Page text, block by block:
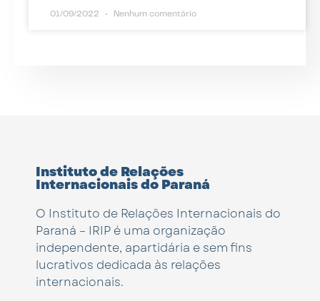
01/09/2022 Nenhum comentário
Instituto de Relações
Internacionais do Paraná
O Instituto de Relações Internacionais do
Paraná – IRIP é uma organização
independente, apartidária e sem fins
lucrativos dedicada às relações
internacionais.